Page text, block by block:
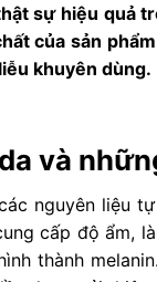
sự hiệu quả
của sản
khuyên dùng.
và
nguyên liệu
cấp độ ẩm,
thành